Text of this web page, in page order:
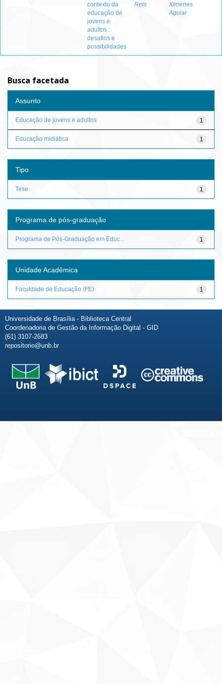
contexto da
educação de
jovens e
adultos :
desafios e
possibilidades
Reis
Ximenes
Aguiar
Busca facetada
Assunto
1
Educação de jovens e adultos
1
Educação midiática
Tipo
1
Tese
Programa de pós-graduação
1
Programa de Pós-Graduação em Educ...
Unidade Acadêmica
1
Faculdade de Educação (FE)
Universidade de Brasília - Biblioteca Central
Coordenadoria de Gestão da Informação Digital - GID
(61) 3107-2683
repositorio@unb.br